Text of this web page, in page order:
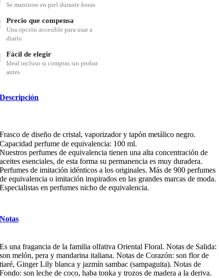
Se mantiene en piel durante horas
Precio que compensa
Una opción accesible para usar a
diario
Fácil de elegir
Ideal incluso si compras sin probar
antes
Descripción
Frasco de diseño de cristal, vaporizador y tapón metálico negro.
Capacidad perfume de equivalencia: 100 ml.
Nuestros perfumes de equivalencia tienen una alta concentración de
aceites esenciales, de esta forma su permanencia es muy duradera.
Perfumes de imitación idénticos a los originales. Más de 900 perfumes
de equivalencia o imitación inspirados en las grandes marcas de moda.
Especialistas en perfumes nicho de equivalencia.
Notas
Es una fragancia de la familia olfativa Oriental Floral. Notas de Salida:
son melón, pera y mandarina italiana. Notas de Corazón: son flor de
tiaré, Ginger Lily blanca y jazmín sambac (sampaguita). Notas de
Fondo: son leche de coco, haba tonka y trozos de madera a la deriva.